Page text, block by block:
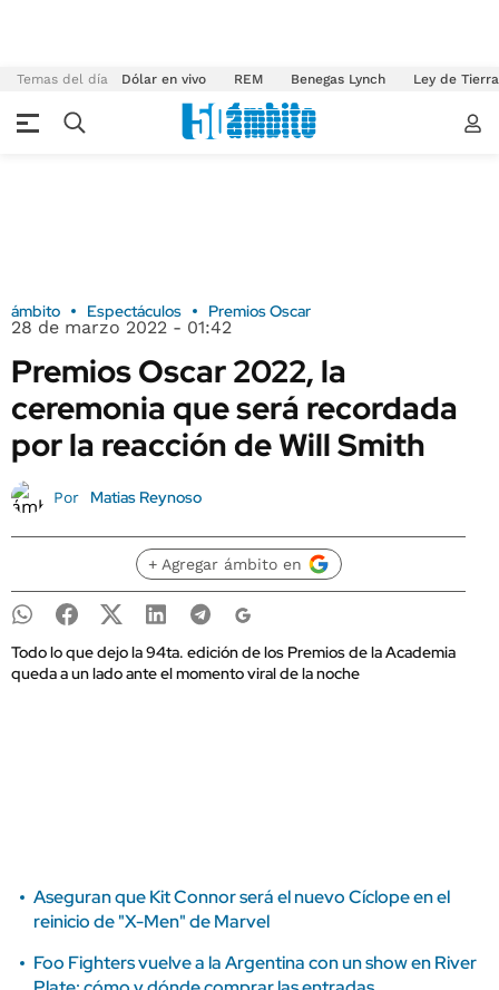
Temas del día Dólar en vivo REM Benegas Lynch Ley de
ámbito Espectáculos Premios Oscar
28 de marzo 2022 - 01:42
Premios Oscar 2022, la
ceremonia que será recordada
por la reacción de Will Smith
Por Matias Reynoso
+ Agregar ámbito en
Todo lo que dejo la 94ta. edición de los Premios de la Academia
queda a un lado ante el momento viral de la noche
Aseguran que Kit Connor será el nuevo Cíclope en el
reinicio de "X-Men" de Marvel
Foo Fighters vuelve a la Argentina con un show en River